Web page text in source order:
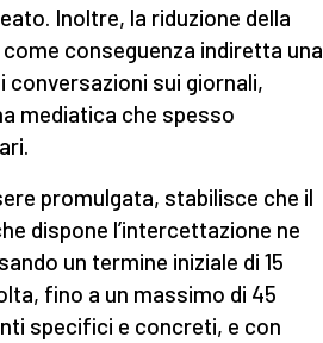
Inoltre, la riduzione della
conseguenza indiretta una
conversazioni sui giornali,
mediatica che spesso
promulgata, stabilisce che il
dispone l’intercettazione ne
un termine iniziale di 15
fino a un massimo di 45
specifici e concreti, e con